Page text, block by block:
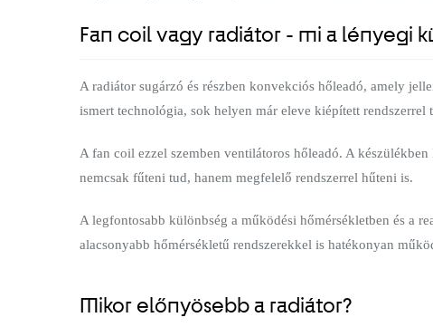
Fan coil vagy radiátor - mi a lényegi
A radiátor sugárzó és részben konvekciós hőleadó, amely
ismert technológia, sok helyen már eleve kiépített rendszerrel
A fan coil ezzel szemben ventilátoros hőleadó. A
nemcsak fűteni tud, hanem megfelelő rendszerrel hűteni is.
A legfontosabb különbség a működési hőmérsékletben és a
alacsonyabb hőmérsékletű rendszerekkel is hatékonyan
Mikor előnyösebb a radiátor?